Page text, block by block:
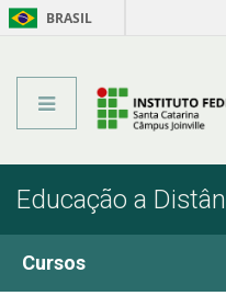
BRASIL
Educação a
Cursos